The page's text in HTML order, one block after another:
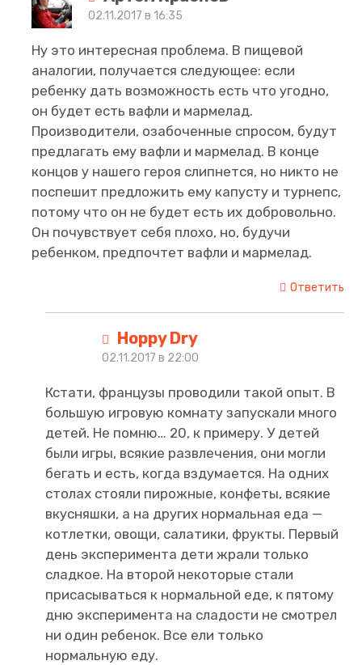
02.11.2017 в 16:35
Ну это интересная проблема. В пищевой
аналогии, получается следующее: если
ребенку дать возможность есть что угодно,
он будет есть вафли и мармелад.
Производители, озабоченные спросом, будут
предлагать ему вафли и мармелад. В конце
концов у нашего героя слипнется, но никто не
поспешит предложить ему капусту и турнепс,
потому что он не будет есть их добровольно.
Он почувствует себя плохо, но, будучи
ребенком, предпочтет вафли и мармелад.
Ответить
Hoppy Dry
02.11.2017 в 22:00
Кстати, французы проводили такой опыт. В
большую игровую комнату запускали много
детей. Не помню… 20, к примеру. У детей
были игры, всякие развлечения, они могли
бегать и есть, когда вздумается. На одних
столах стояли пирожные, конфеты, всякие
вкусняшки, а на других нормальная еда —
котлетки, овощи, салатики, фрукты. Первый
день эксперимента дети жрали только
сладкое. На второй некоторые стали
присасываться к нормальной еде, к пятому
дню эксперимента на сладости не смотрел
ни один ребенок. Все ели только
нормальную еду.